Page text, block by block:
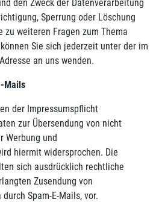
den Zweck der Datenverarbeitung
Sperrung oder Löschung
zu weiteren Fragen zum Thema
Sie sich jederzeit unter der im
an uns wenden.
Mails
der Impressumspflicht
zur Übersendung von nicht
Werbung und
hiermit widersprochen. Die
sich ausdrücklich rechtliche
Zusendung von
Spam-E-Mails, vor.